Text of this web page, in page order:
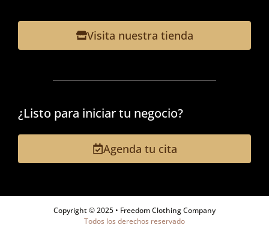
Visita nuestra tienda
¿Listo para iniciar tu negocio?
Agenda tu cita
Copyright © 2025 • Freedom Clothing Company
Todos los derechos reservado